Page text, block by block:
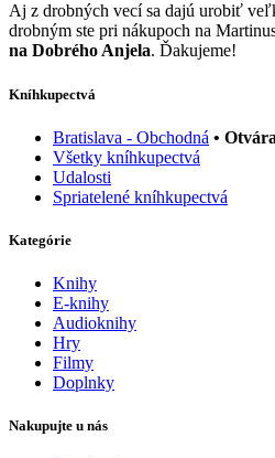
Aj z drobných vecí sa dajú urobiť
drobným ste pri nákupoch na
na Dobrého Anjela. Ďakujeme!
Kníhkupectvá
Bratislava - Obchodná •
Všetky kníhkupectvá
Udalosti
Spriatelené kníhkupectvá
Kategórie
Knihy
E-knihy
Audioknihy
Hry
Filmy
Doplnky
Nakupujte u nás